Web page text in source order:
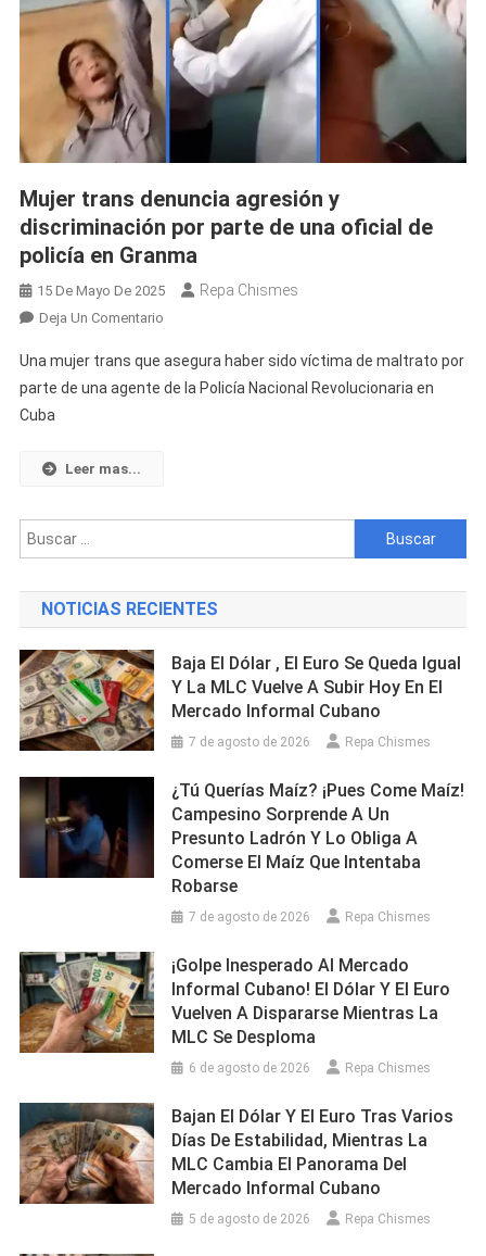
Mujer trans denuncia agresión y
discriminación por parte de una oficial de
policía en Granma
15 De Mayo De 2025 Repa Chismes
Deja Un ComentarioEn
Trans
Denuncia
Parte
Oficial
De
En
Granma
Una mujer trans que asegura haber sido víctima de maltrato por
parte de una agente de la Policía Nacional Revolucionaria en
Cuba
Leer mas...
Buscar:
NOTICIAS RECIENTES
Baja El Dólar , El Euro Se Queda Igual
Y La MLC Vuelve A Subir Hoy En El
Mercado Informal Cubano
7 de agosto de 2026 Repa Chismes
¿Tú Querías Maíz? ¡Pues Come Maíz!
Campesino Sorprende A Un
Presunto Ladrón Y Lo Obliga A
Comerse El Maíz Que Intentaba
Robarse
7 de agosto de 2026 Repa Chismes
¡Golpe Inesperado Al Mercado
Informal Cubano! El Dólar Y El Euro
Vuelven A Dispararse Mientras La
MLC Se Desploma
6 de agosto de 2026 Repa Chismes
Bajan El Dólar Y El Euro Tras Varios
Días De Estabilidad, Mientras La
MLC Cambia El Panorama Del
Mercado Informal Cubano
5 de agosto de 2026 Repa Chismes